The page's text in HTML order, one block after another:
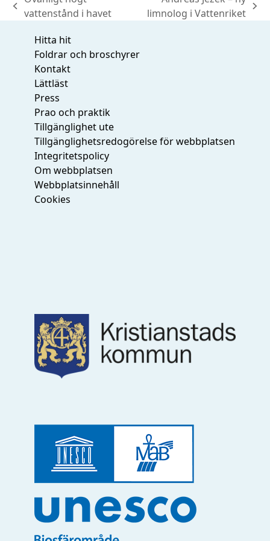
previous
vattenstånd i havet
nextlimnolog i Vattenriket
Hitta hit
Foldrar och broschyrer
Kontakt
Lättläst
Press
Prao och praktik
Tillgänglighet ute
Tillgänglighetsredogörelse för webbplatsen
Integritetspolicy
Om webbplatsen
Webbplatsinnehåll
Cookies